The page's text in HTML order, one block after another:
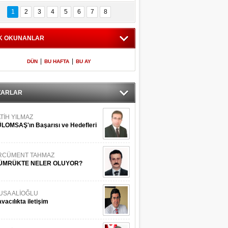
İstanbul
Adaları
600 milletvekilinin
listesi
1 2 3 4 5 6 7 8
OKUNANLAR
DÜN BU HAFTA BU AY
YILMAZ
Başarısı ve Hedefleri
TAHMAZ
NELER OLUYOR?
ALİOĞLU
iletişim